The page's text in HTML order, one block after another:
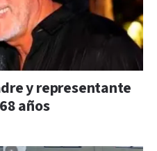
y representante
años